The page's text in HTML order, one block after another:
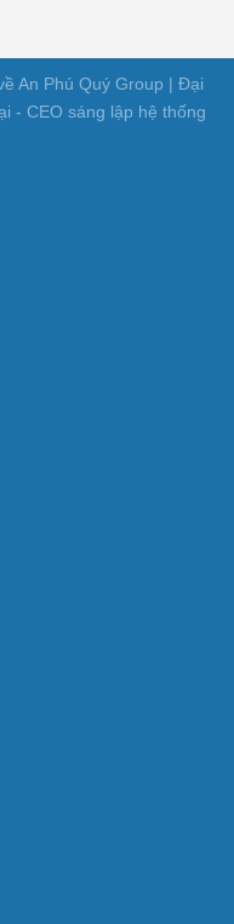
An Phú Quý Group | Đại
- CEO sáng lập hệ thống